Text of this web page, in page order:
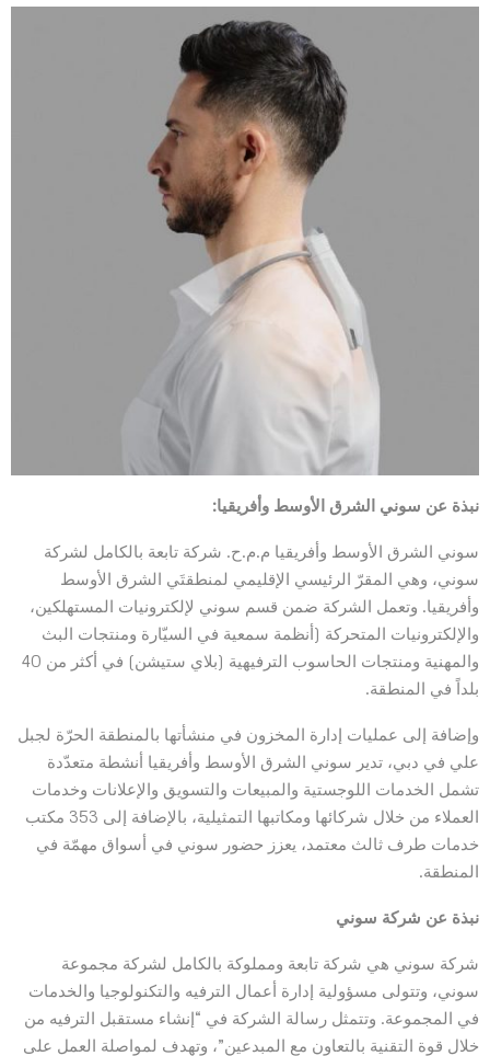
نبذة عن سوني الشرق الأوسط وأفريقيا:
سوني الشرق الأوسط وأفريقيا م.م.ح. شركة تابعة بالكامل لشركة
سوني، وهي المقرّ الرئيسي الإقليمي لمنطقتَي الشرق الأوسط
وأفريقيا. وتعمل الشركة ضمن قسم سوني لإلكترونيات المستهلكين،
والإلكترونيات المتحركة (أنظمة سمعية في السيّارة ومنتجات البث
والمهنية ومنتجات الحاسوب الترفيهية (بلاي ستيشن) في أكثر من 40
بلداً في المنطقة.
وإضافة إلى عمليات إدارة المخزون في منشأتها بالمنطقة الحرّة لجبل
علي في دبي، تدير سوني الشرق الأوسط وأفريقيا أنشطة متعدّدة
تشمل الخدمات اللوجستية والمبيعات والتسويق والإعلانات وخدمات
العملاء من خلال شركائها ومكاتبها التمثيلية، بالإضافة إلى 353 مكتب
خدمات طرف ثالث معتمد، يعزز حضور سوني في أسواق مهمّة في
المنطقة.
نبذة عن شركة سوني
شركة سوني هي شركة تابعة ومملوكة بالكامل لشركة مجموعة
سوني، وتتولى مسؤولية إدارة أعمال الترفيه والتكنولوجيا والخدمات
في المجموعة. وتتمثل رسالة الشركة في “إنشاء مستقبل الترفيه من
خلال قوة التقنية بالتعاون مع المبدعين”، وتهدف لمواصلة العمل على